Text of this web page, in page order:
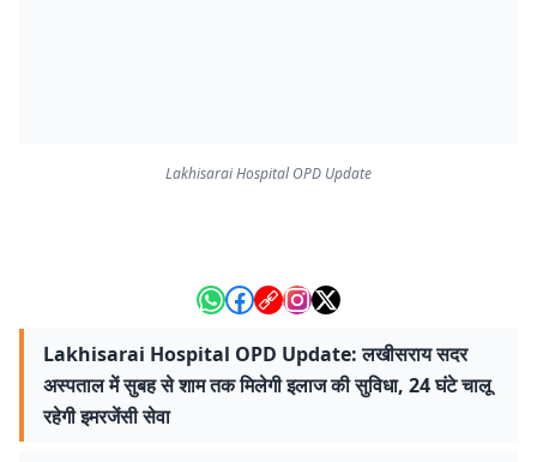
Lakhisarai Hospital OPD Update
Lakhisarai Hospital OPD Update: लखीसराय सदर
अस्पताल में सुबह से शाम तक मिलेगी इलाज की सुविधा, 24 घंटे चालू
रहेगी इमरजेंसी सेवा